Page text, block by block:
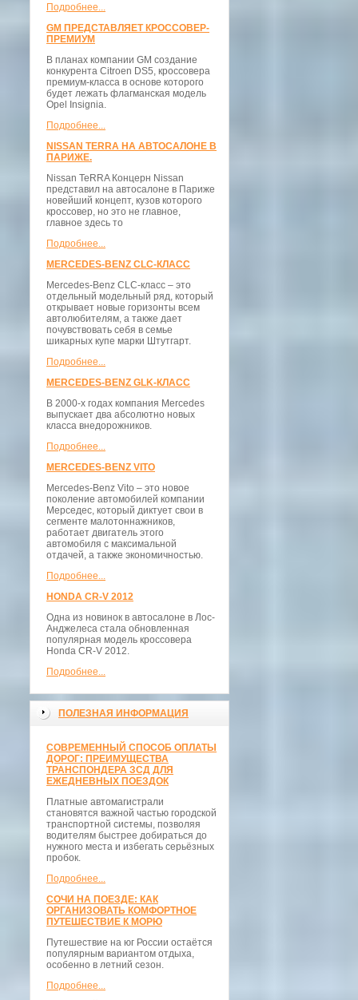
Подробнее...
GM ПРЕДСТАВЛЯЕТ КРОССОВЕР-
ПРЕМИУМ
В планах компании GM создание
конкурента Citroen DS5, кроссовера
премиум-класса в основе которого
будет лежать флагманская модель
Opel Insignia.
Подробнее...
NISSAN TERRA НА АВТОСАЛОНЕ В
ПАРИЖЕ.
Nissan TeRRA Концерн Nissan
представил на автосалоне в Париже
новейший концепт, кузов которого
кроссовер, но это не главное,
главное здесь то
Подробнее...
MERCEDES-BENZ CLC-КЛАСС
Mercedes-Benz CLC-класс – это
отдельный модельный ряд, который
открывает новые горизонты всем
автолюбителям, а также дает
почувствовать себя в семье
шикарных купе марки Штутгарт.
Подробнее...
MERCEDES-BENZ GLK-КЛАСС
В 2000-х годах компания Mercedes
выпускает два абсолютно новых
класса внедорожников.
Подробнее...
MERCEDES-BENZ VITO
Mercedes-Benz Vito – это новое
поколение автомобилей компании
Мерседес, который диктует свои в
сегменте малотоннажников,
работает двигатель этого
автомобиля с максимальной
отдачей, а также экономичностью.
Подробнее...
HONDA CR-V 2012
Одна из новинок в автосалоне в Лос-
Анджелеса стала обновленная
популярная модель кроссовера
Honda CR-V 2012.
Подробнее...
ПОЛЕЗНАЯ ИНФОРМАЦИЯ
СОВРЕМЕННЫЙ СПОСОБ ОПЛАТЫ
ДОРОГ: ПРЕИМУЩЕСТВА
ТРАНСПОНДЕРА ЗСД ДЛЯ
ЕЖЕДНЕВНЫХ ПОЕЗДОК
Платные автомагистрали
становятся важной частью городской
транспортной системы, позволяя
водителям быстрее добираться до
нужного места и избегать серьёзных
пробок.
Подробнее...
СОЧИ НА ПОЕЗДЕ: КАК
ОРГАНИЗОВАТЬ КОМФОРТНОЕ
ПУТЕШЕСТВИЕ К МОРЮ
Путешествие на юг России остаётся
популярным вариантом отдыха,
особенно в летний сезон.
Подробнее...